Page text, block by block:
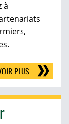
à
PLUS